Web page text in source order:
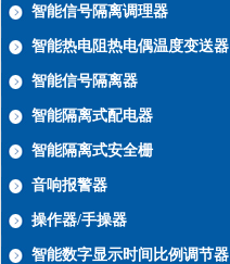
智能信号隔离调理器
智能热电阻热电偶温度变送器
智能信号隔离器
智能隔离式配电器
智能隔离式安全栅
音响报警器
操作器/手操器
智能数字显示时间比例调节器